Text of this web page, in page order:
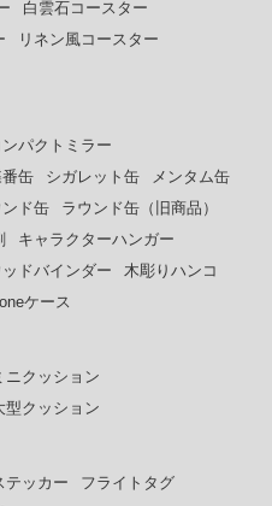
白雲石コースター
リネン風コースター
ンパクトミラー
缶 シガレット缶
メンタム缶
ド缶
ラウンド缶（旧商品）
キャラクターハンガー
ッドバインダー
木彫りハンコ
ケース
ニクッション
型クッション
テッカー
フライトタグ